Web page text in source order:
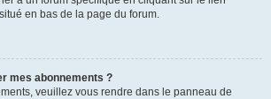
en bas de la page du forum.
mes abonnements ?
veuillez vous rendre dans le panneau de